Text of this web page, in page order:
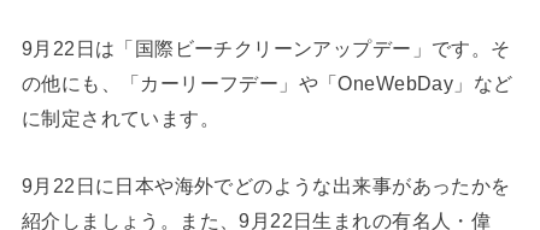
9月22日は「国際ビーチクリーンアップデー」です。そ
の他にも、「カーリーフデー」や「OneWebDay」など
に制定されています。
9月22日に日本や海外でどのような出来事があったかを
紹介しましょう。また、9月22日生まれの有名人・偉